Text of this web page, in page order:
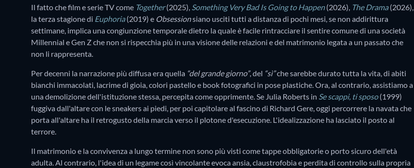
Il fatto che film e serie TV come Together(2025), Something Very Bad Is Going to Happen (2026), The Drama (2026),
la terza stagione di Euphoria(2019) e Obsessionsiano usciti tutti a distanza di pochi mesi, se non addirittura
settimane, implica una congiunzione temporale dietro la quale è facile rintracciare il sentire comune di una società
Millennial e Gen Z che non si rispecchia più in una visione delle relazioni e del matrimonio legata a un passato che
non li rappresenta.
Per decenni la narrazione più diffusa era quella “del grande giorno”, del “sì”che sarebbe durato tutta la vita, di abiti
bianchi immacolati, lacrime di gioia, colori pastello e book fotografici in pose plastiche. Ora, al contrario, assistiamo a
una demolizione dell'istituzione stessa, percepita come opprimente. Se Julia Roberts in Se scappi, ti sposo(1999)
fuggiva dall'altare con le sneakers ai piedi, per poi capitolare al fascino di Richard Gere, oggi percorrere la navata che
porta all'altare ha il retrogusto della marcia verso il plotone d'esecuzione. L'idealizzazione ha lasciato il posto al
terrore.
Il matrimonio e la convivenza a lungo termine non sono più visti come tappe obbligatorie o porto sicuro dell'età
adulta. Al contrario, l'idea di un legame così vincolante evoca ansia, claustrofobia e perdita di controllo sulla propria